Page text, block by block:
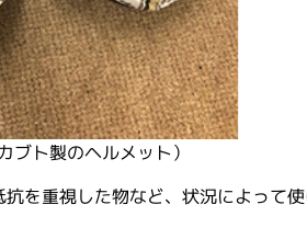
ブト製のヘルメット）
を重視した物など、状況によって